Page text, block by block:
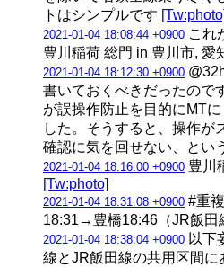
トはシンプルです [Tw:photo]
2021-01-04 18:08:44 +0900 これ
豊川稲荷 総門 in 豊川市, 愛
2021-01-04 18:12:30 +0900
書いておくべきだったので
が誤操作防止を目的にMT
した。そうすると、操作
確認に気を回せない、とい
2021-01-04 18:16:00 +0900 豊川
[Tw:photo]
2021-01-04 18:31:08 +0900 #重
18:31→豊橋18:46（JR飯田
2021-01-04 18:38:04 +0900 以下
線とJR飯田線の共用区間に